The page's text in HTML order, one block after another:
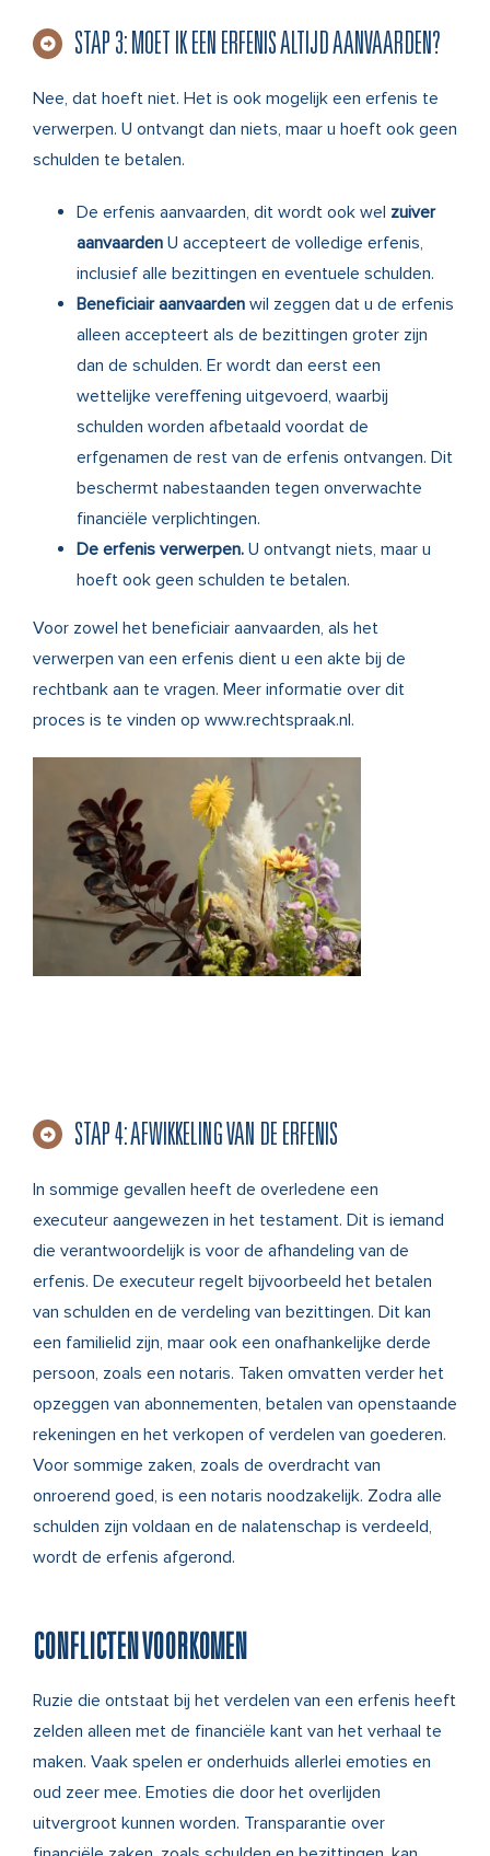
STAP 3: MOET IK EEN ERFENIS ALTIJD AANVAARDEN?
Nee, dat hoeft niet. Het is ook mogelijk een erfenis te
verwerpen. U ontvangt dan niets, maar u hoeft ook geen
schulden te betalen.
De erfenis aanvaarden, dit wordt ook wel zuiver
aanvaarden U accepteert de volledige erfenis,
inclusief alle bezittingen en eventuele schulden.
Beneficiair aanvaarden wil zeggen dat u de erfenis
alleen accepteert als de bezittingen groter zijn
dan de schulden. Er wordt dan eerst een
wettelijke vereffening uitgevoerd, waarbij
schulden worden afbetaald voordat de
erfgenamen de rest van de erfenis ontvangen. Dit
beschermt nabestaanden tegen onverwachte
financiële verplichtingen.
De erfenis verwerpen. U ontvangt niets, maar u
hoeft ook geen schulden te betalen.
Voor zowel het beneficiair aanvaarden, als het
verwerpen van een erfenis dient u een akte bij de
rechtbank aan te vragen. Meer informatie over dit
proces is te vinden op www.rechtspraak.nl.
STAP 4: AFWIKKELING VAN DE ERFENIS
In sommige gevallen heeft de overledene een
executeur aangewezen in het testament. Dit is iemand
die verantwoordelijk is voor de afhandeling van de
erfenis. De executeur regelt bijvoorbeeld het betalen
van schulden en de verdeling van bezittingen. Dit kan
een familielid zijn, maar ook een onafhankelijke derde
persoon, zoals een notaris. Taken omvatten verder het
opzeggen van abonnementen, betalen van openstaande
rekeningen en het verkopen of verdelen van goederen.
Voor sommige zaken, zoals de overdracht van
onroerend goed, is een notaris noodzakelijk. Zodra alle
schulden zijn voldaan en de nalatenschap is verdeeld,
wordt de erfenis afgerond.
CONFLICTEN VOORKOMEN
Ruzie die ontstaat bij het verdelen van een erfenis heeft
zelden alleen met de financiële kant van het verhaal te
maken. Vaak spelen er onderhuids allerlei emoties en
oud zeer mee. Emoties die door het overlijden
uitvergroot kunnen worden. Transparantie over